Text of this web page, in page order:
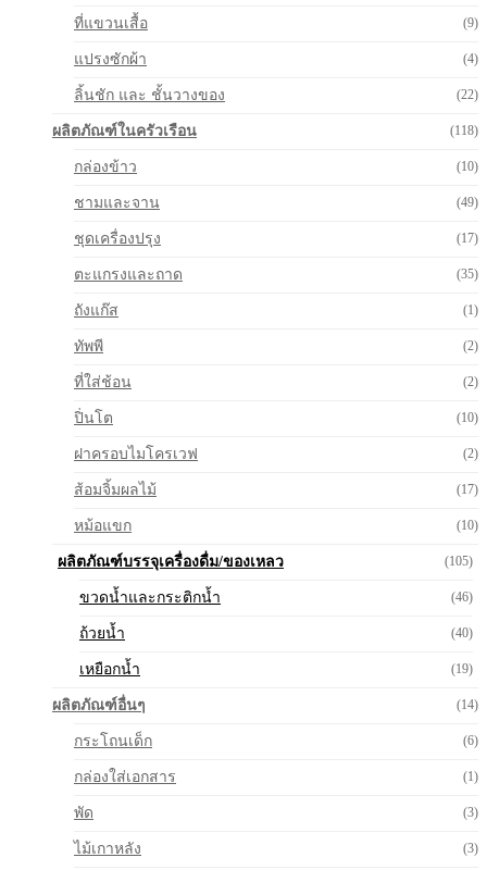
ที่แขวนเสื้อ (9)
แปรงซักผ้า (4)
ลิ้นชัก และ ชั้นวางของ (22)
ผลิตภัณฑ์ในครัวเรือน (118)
กล่องข้าว (10)
ชามและจาน (49)
ชุดเครื่องปรุง (17)
ตะแกรงและถาด (35)
ถังแก๊ส (1)
ทัพพี (2)
ที่ใส่ช้อน (2)
ปิ่นโต (10)
ฝาครอบไมโครเวฟ (2)
ส้อมจิ้มผลไม้ (17)
หม้อแขก (10)
ผลิตภัณฑ์บรรจุเครื่องดื่ม/ของเหลว (105)
ขวดน้ำและกระติกน้ำ (46)
ถ้วยน้ำ (40)
เหยือกน้ำ (19)
ผลิตภัณฑ์อื่นๆ (14)
กระโถนเด็ก (6)
กล่องใส่เอกสาร (1)
พัด (3)
ไม้เกาหลัง (3)